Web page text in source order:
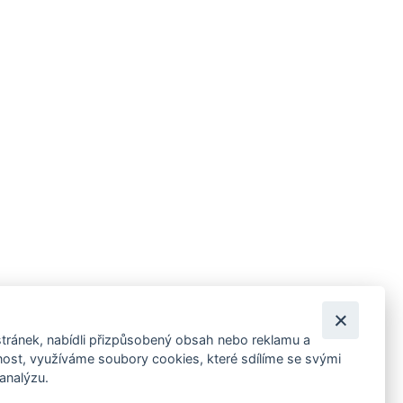
pozvánky na kulturní a sportovní akce?
nabídli přizpůsobený obsah nebo reklamu a
využíváme soubory cookies, které sdílíme se svými